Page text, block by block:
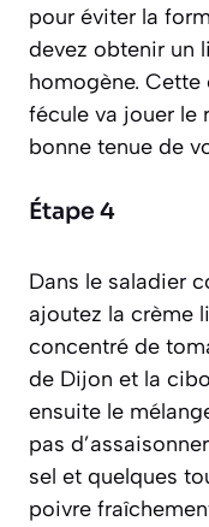
pour éviter la
devez obtenir un
homogène. Cette
fécule va jouer le
bonne tenue de
Étape 4
Dans le saladier
ajoutez la crème
concentré de
de Dijon et la
ensuite le
pas
sel et quelques
poivre